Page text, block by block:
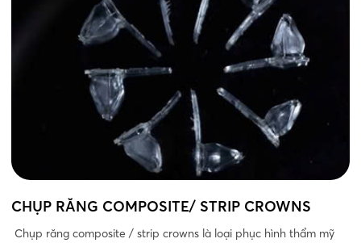
CHỤP RĂNG COMPOSITE/ STRIP CROWNS
Chụp răng composite / strip crowns là loại phục hình thẩm mỹ